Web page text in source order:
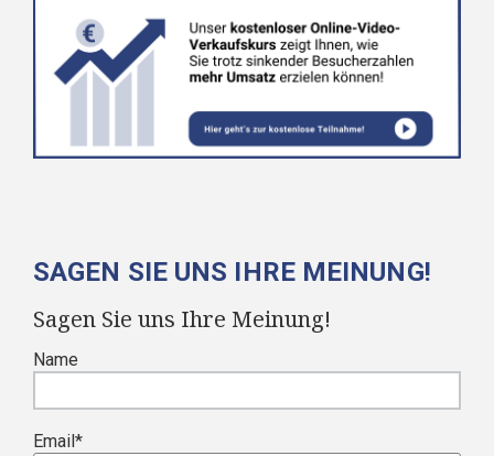
SAGEN SIE UNS IHRE MEINUNG!
Sagen Sie uns Ihre Meinung!
Name
Email *